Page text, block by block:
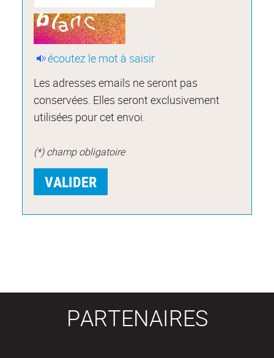
écoutez le mot à saisir
Les adresses emails ne seront pas
conservées. Elles seront exclusivement
utilisées pour cet envoi.
(*) champ obligatoire
PARTENAIRES